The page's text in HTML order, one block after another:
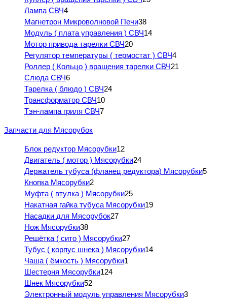
Лампа СВЧ4
Магнетрон Микроволновой Печи38
Модуль ( плата управления ) СВЧ14
Мотор привода тарелки СВЧ20
Регулятор температуры ( термостат ) СВЧ4
Роллер ( Кольцо ) вращения тарелки СВЧ21
Слюда СВЧ6
Тарелка ( блюдо ) СВЧ24
Трансформатор СВЧ10
Тэн-лампа гриля СВЧ7
Запчасти для Мясорубок
Блок редуктор Мясорубки12
Двигатель ( мотор ) Мясорубки24
Держатель тубуса (фланец редуктора) Мясорубки5
Кнопка Мясорубки2
Муфта ( втулка ) Мясорубки25
Накатная гайка тубуса Мясорубки19
Насадки для Мясорубок27
Нож Мясорубки38
Решётка ( сито ) Мясорубки27
Тубус ( корпус шнека ) Мясорубки14
Чаша ( ёмкость ) Мясорубки1
Шестерня Мясорубки124
Шнек Мясорубки52
Электронный модуль управления Мясорубки3